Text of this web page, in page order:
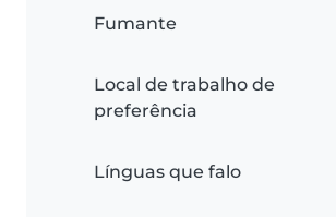
Fumante
Local de trabalho de
preferência
Línguas que falo